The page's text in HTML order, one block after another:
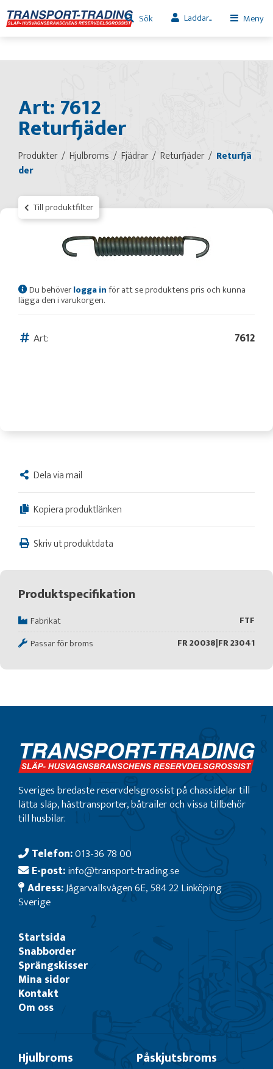
Sök Laddar... Meny
Art: 7612
Returfjäder
Produkter Hjulbroms Fjädrar Returfjäder
Returfjä
der
Till produktfilter
Du behöverlogga inför att se produktens pris och kunna
lägga den i varukorgen.
Art: 7612
Dela via mail
Kopiera produktlänken
Skriv ut produktdata
Produktspecifikation
Fabrikat
FTF
Passar för broms
FR 20038|FR 23041
Sveriges bredaste reservdelsgrossist på chassidelar till
lätta släp, hästtransporter, båtrailer och vissa tillbehör
till husbilar.
Telefon:013-36 78 00
E-post:info@transport-trading.se
Adress:Jägarvallsvägen 6E, 584 22 Linköping
Sverige
Startsida
Snabborder
Sprängskisser
Mina sidor
Kontakt
Om oss
Hjulbroms Påskjutsbroms